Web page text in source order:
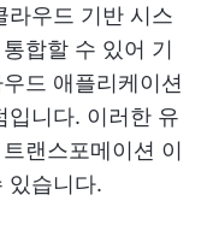
라우드 기반 시스
합할 수 있어 기
드 애플리케이션
입니다. 이러한 유
랜스포메이션 이
있습니다.